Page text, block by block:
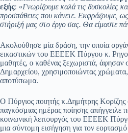
εξής: «Γνωρίζουμε καλά τις δυσκολίες
προσπάθειες που κάνετε. Εκφράζουμε,
στήριξή μας στο έργο σας. Θα είμαστε
Ακολούθησε μία δράση, την οποία
εικαστικών του ΕΕΕΕΚ Πύργου κ.
μαθητές, ο καθένας ξεχωριστά, άφησαν
Δημαρχείου, χρησιμοποιώντας
αποτύπωμα.
Ο Πύργιος ποιητής κ.Δημήτρης Κορίζης
παγκόσμιας ημέρας ποίησης απήγγειλε
κοινωνική λειτουργός του ΕΕΕΕΚ
μια σύντομη εισήγηση για τον